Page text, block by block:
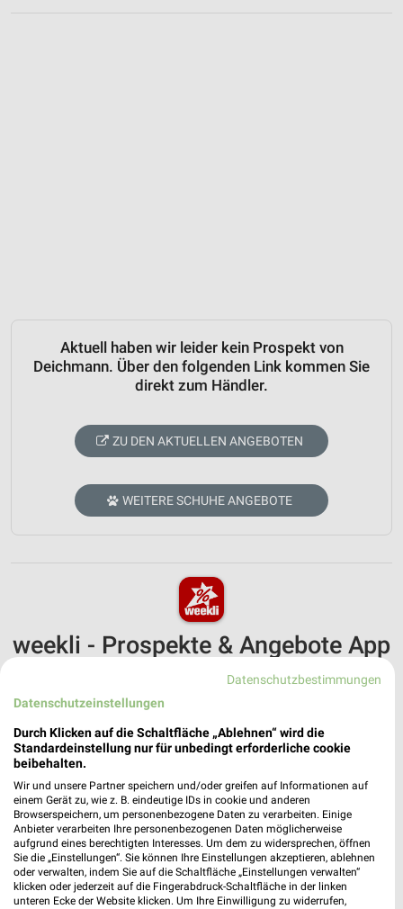
Aktuell haben wir leider kein Prospekt von
Deichmann. Über den folgenden Link kommen Sie
direkt zum Händler.
ZU DEN AKTUELLEN ANGEBOTEN
WEITERE SCHUHE ANGEBOTE
weekli - Prospekte & Angebote App
Alle Deichmann Angebote immer griffbereit – mit der
kostenlosen weekli App für iOS & Android.
✔Standortgenaue Angebote
✔Folge deinem Lieblingshändler
✔Push-Benachrichtigungen bei neuen Prospekten
✔Einkaufsliste - Einkauf stressfrei planen
JETZT LADEN UND SPAREN!
Datenschutzbestimmungen
Datenschutzeinstellungen
Durch Klicken auf die Schaltfläche „Ablehnen“ wird die
Standardeinstellung nur für unbedingt erforderliche cookie
beibehalten.
Wir und unsere Partner speichern und/oder greifen auf Informationen auf
einem Gerät zu, wie z. B. eindeutige IDs in cookie und anderen
Browserspeichern, um personenbezogene Daten zu verarbeiten. Einige
Anbieter verarbeiten Ihre personenbezogenen Daten möglicherweise
aufgrund eines berechtigten Interesses. Um dem zu widersprechen, öffnen
Sie die „Einstellungen“. Sie können Ihre Einstellungen akzeptieren, ablehnen
oder verwalten, indem Sie auf die Schaltfläche „Einstellungen verwalten“
klicken oder jederzeit auf die Fingerabdruck-Schaltfläche in der linken
unteren Ecke der Website klicken. Um Ihre Einwilligung zu widerrufen,